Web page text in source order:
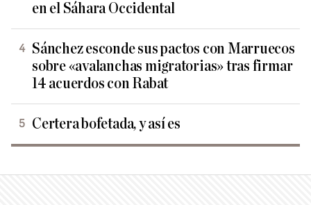
en el Sáhara Occidental
Sánchez esconde sus pactos con Marruecos
sobre «avalanchas migratorias» tras firmar
14 acuerdos con Rabat
Certera bofetada, y así es